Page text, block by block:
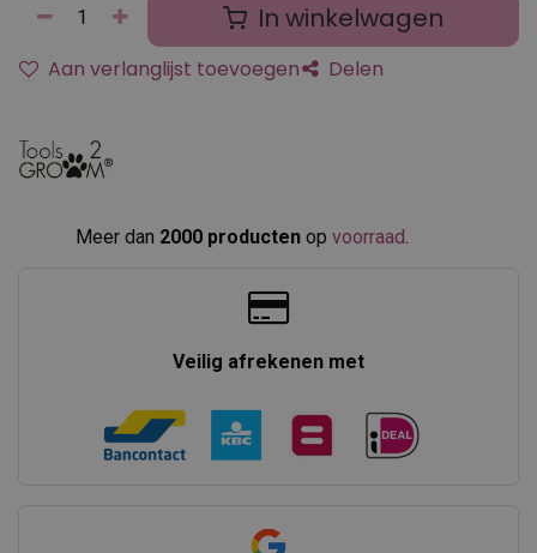
In winkelwagen
Aan verlanglijst toevoegen Delen
Meer dan 2000 producten op voorraad.​
Veilig afrekenen met